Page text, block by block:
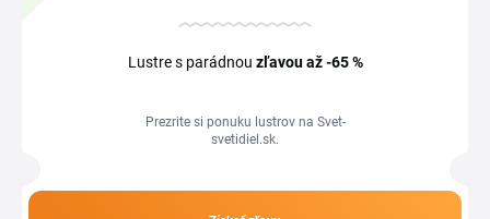
Lustre s parádnou zľavou až -65 %
Prezrite si ponuku lustrov na Svet-
svetidiel.sk.